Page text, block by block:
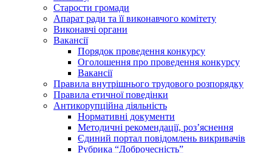
Старости громади
Апарат ради та її виконавчого комітету
Виконавчі органи
Вакансії
Порядок проведення конкурсу
Оголошення про проведення конкурсу
Вакансії
Правила внутрішнього трудового розпорядку
Правила етичної поведінки
Антикорупційна діяльність
Нормативні документи
Методичні рекомендації, роз’яснення
Єдиний портал повідомлень викривачів
Рубрика “Доброчесність”